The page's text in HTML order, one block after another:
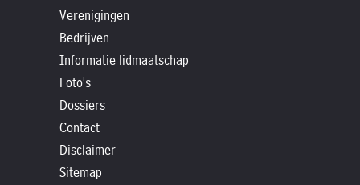
Verenigingen
Bedrijven
Informatie lidmaatschap
Foto's
Dossiers
Contact
Disclaimer
Sitemap
Historische
verhalen
Dossiers
Contact